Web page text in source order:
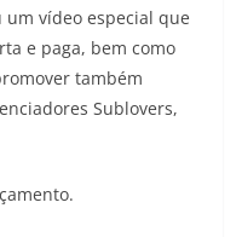
vídeo especial que
e paga, bem como
também
Sublovers,